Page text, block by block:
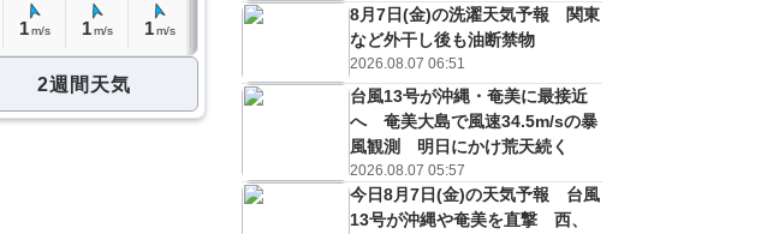
1 m/s 1 m/s 1 m/s m/s 1m/s 1m/s 1 0
2週間天気
8月7日(金)の洗濯天気予報 関東
など外干し後も油断禁物
2026.08.07 06:51
台風13号が沖縄・奄美に最接近
へ 奄美大島で風速34.5m/sの暴
風観測 明日にかけ荒天続く
2026.08.07 05:57
今日8月7日(金)の天気予報 台風
13号が沖縄や奄美を直撃 西、